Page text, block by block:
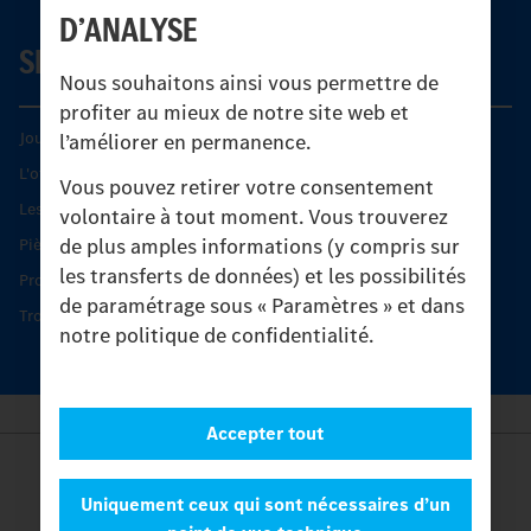
D’ANALYSE
Nous souhaitons ainsi vous permettre de
profiter au mieux de notre site web et
l’améliorer en permanence.
Vous pouvez retirer votre consentement
volontaire à tout moment. Vous trouverez
de plus amples informations (y compris sur
les transferts de données) et les possibilités
de paramétrage sous « Paramètres » et dans
notre politique de confidentialité.
Uniquement ceux qui sont nécessaires d’un
Accepter tout
SERVICE
Journées diagnostic Technique S.A.V Unimog
L'offre de services Unimog
Les produits phares
Pièces d’origine
Protection et maintien de la valeur
Trouver un partenaire
Provider
Legal Notice